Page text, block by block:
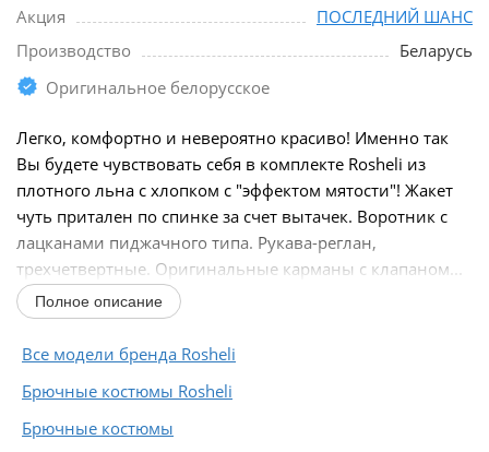
Акция
ПОСЛЕДНИЙ ШАНС
Производство
Беларусь
Оригинальное белорусское
Легко, комфортно и невероятно красиво! Именно так
Вы будете чувствовать себя в комплекте Rosheli из
плотного льна с хлопком с "эффектом мятости"! Жакет
чуть притален по спинке за счет вытачек. Воротник с
лацканами пиджачного типа. Рукава-реглан,
трехчетвертные. Оригинальные карманы с клапаном...
Полное описание
Все модели бренда Rosheli
Брючные костюмы Rosheli
Брючные костюмы